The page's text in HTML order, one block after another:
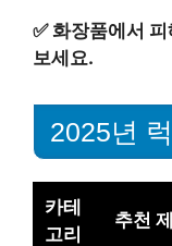
✅화장품에서
보세요.
2025년
카테
고리
추천